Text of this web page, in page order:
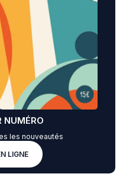
NUMÉRO
les nouveautés
LIGNE